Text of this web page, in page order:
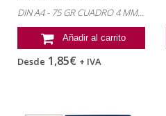
DIN A4 - 75 GR CUADRO 4 MM CON MARGEN 4 TALADROS
Añadir al carrito
Desde 1,85€ + IVA